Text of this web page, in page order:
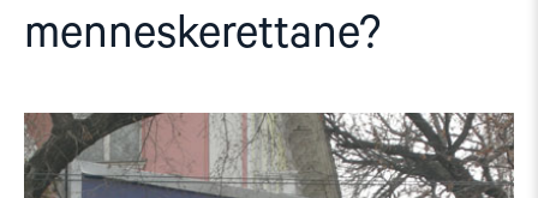
menneskerettane?